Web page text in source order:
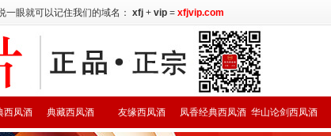
一眼就可以记住我们的域名： xfj + vip = xfjvip.com
华山论剑西凤酒
凤香经典西凤酒
友缘西凤酒
典藏西凤酒
西凤酒